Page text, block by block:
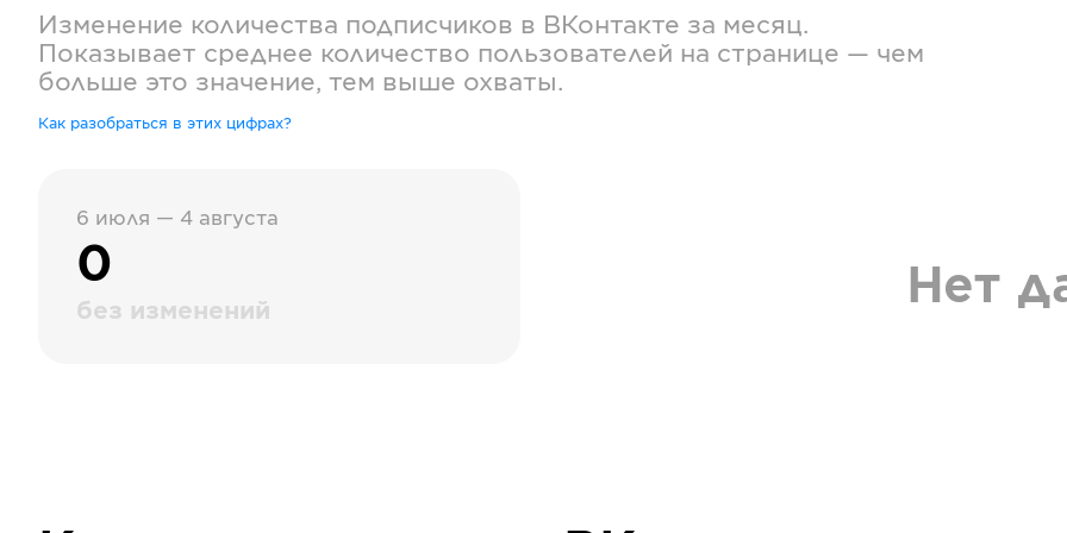
Изменение количества подписчиков в ВКонтакте за месяц.
Показывает среднее количество пользователей на странице — чем
больше это значение, тем выше охваты.
Как разобраться в этих цифрах?
6 июля — 4 августа
0
без изменений Нет